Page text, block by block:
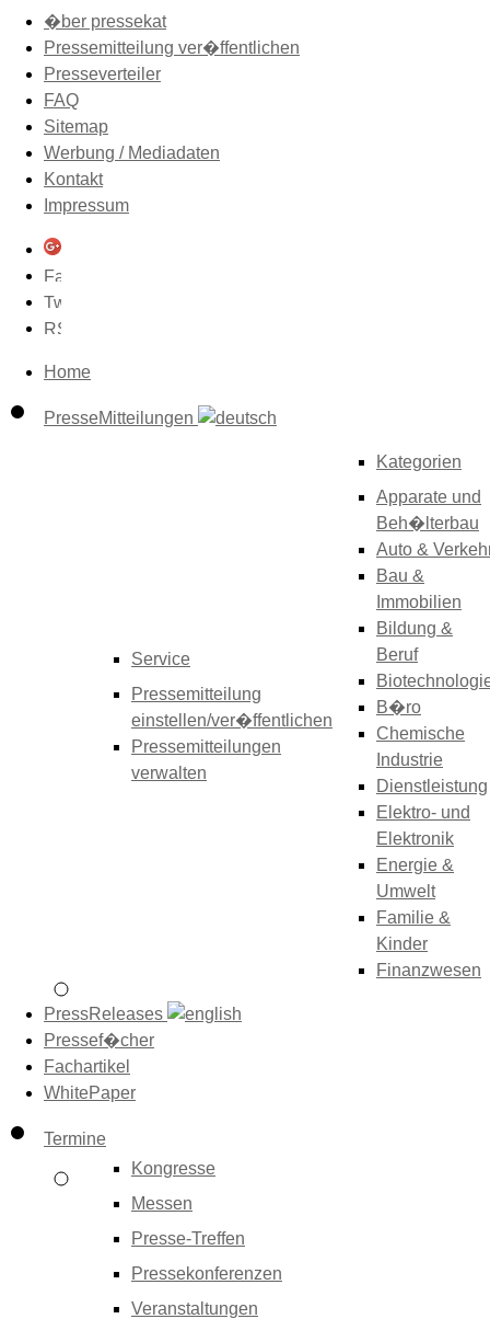
�ber pressekat
Pressemitteilung ver�ffentlichen
Presseverteiler
FAQ
Sitemap
Werbung / Mediadaten
Kontakt
Impressum
Home
PresseMitteilungen
Service
Pressemitteilung
einstellen/ver�ffentlichen
Pressemitteilungen
verwalten
Kategorien
Apparate und
Beh�lterbau
Auto &
Bau &
Immobilien
Bildung &
Beruf
B�ro
Chemische
Industrie
Dienstleistung
Elektro- und
Elektronik
Energie &
Umwelt
Familie &
Kinder
Finanzwesen
PressReleases
Pressef�cher
Fachartikel
WhitePaper
Termine
Kongresse
Messen
Presse-Treffen
Pressekonferenzen
Veranstaltungen